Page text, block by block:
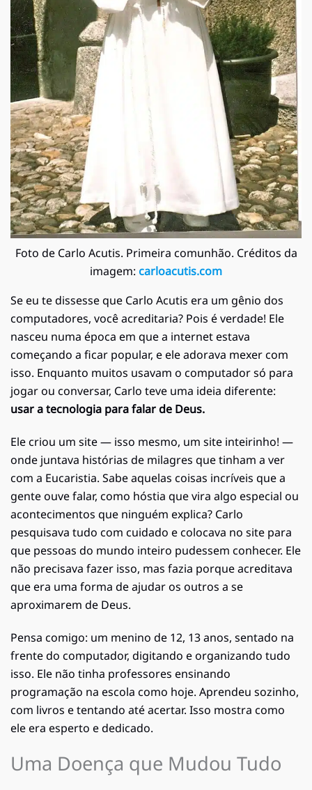
Foto de Carlo Acutis. Primeira comunhão. Créditos da
imagem: carloacutis.com
Se eu te dissesse que Carlo Acutis era um gênio dos
computadores, você acreditaria? Pois é verdade! Ele
nasceu numa época em que a internet estava
começando a ficar popular, e ele adorava mexer com
isso. Enquanto muitos usavam o computador só para
jogar ou conversar, Carlo teve uma ideia diferente:
usar a tecnologia para falar de Deus.
Ele criou um site — isso mesmo, um site inteirinho! —
onde juntava histórias de milagres que tinham a ver
com a Eucaristia. Sabe aquelas coisas incríveis que a
gente ouve falar, como hóstia que vira algo especial ou
acontecimentos que ninguém explica? Carlo
pesquisava tudo com cuidado e colocava no site para
que pessoas do mundo inteiro pudessem conhecer. Ele
não precisava fazer isso, mas fazia porque acreditava
que era uma forma de ajudar os outros a se
aproximarem de Deus.
Pensa comigo: um menino de 12, 13 anos, sentado na
frente do computador, digitando e organizando tudo
isso. Ele não tinha professores ensinando
programação na escola como hoje. Aprendeu sozinho,
com livros e tentando até acertar. Isso mostra como
ele era esperto e dedicado.
Uma Doença que Mudou Tudo